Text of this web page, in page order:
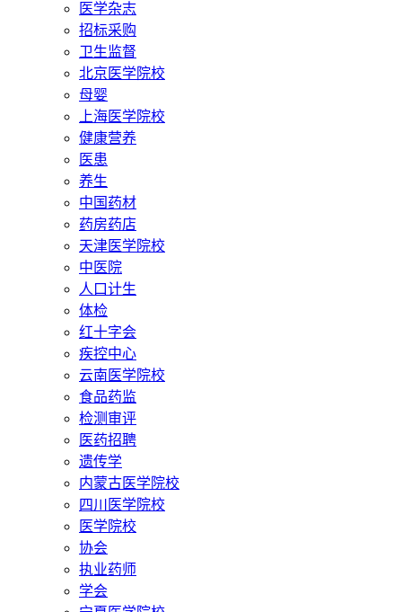
医学杂志
招标采购
卫生监督
北京医学院校
母婴
上海医学院校
健康营养
医患
养生
中国药材
药房药店
天津医学院校
中医院
人口计生
体检
红十字会
疾控中心
云南医学院校
食品药监
检测审评
医药招聘
遗传学
内蒙古医学院校
四川医学院校
医学院校
协会
执业药师
学会